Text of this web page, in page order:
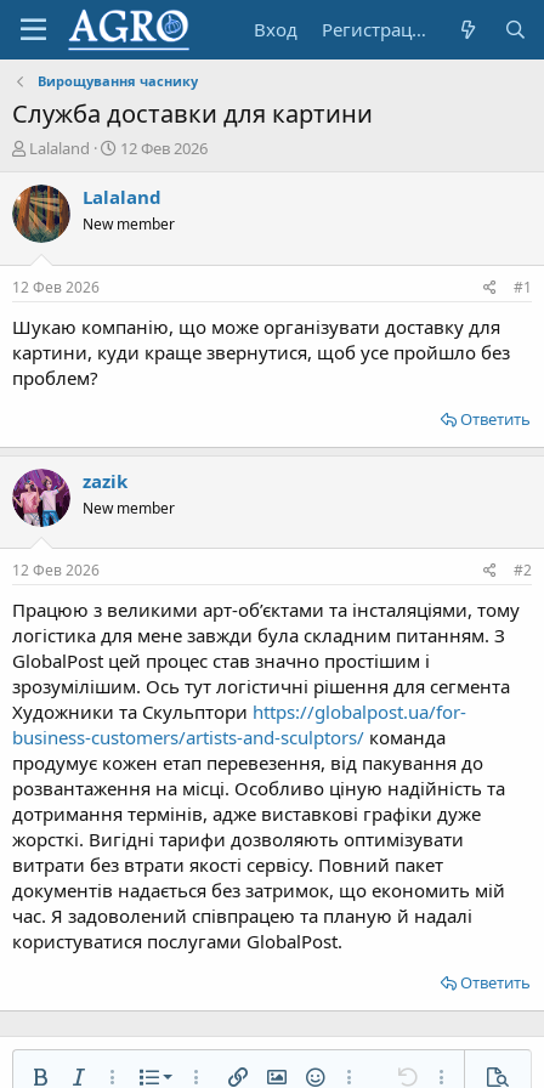
Вход Регистрация
Вирощування часнику
Служба доставки для картини
А
т
о
р
е
м
ы
Lalaland
Д
т
н
л
12 Фев 2026
Lalaland
New member
12 Фев 2026 #1
Шукаю компанію, що може організувати доставку для
картини, куди краще звернутися, щоб усе пройшло без
проблем?
Ответить
zazik
New member
12 Фев 2026 #2
Працюю з великими арт-об’єктами та інсталяціями, тому
логістика для мене завжди була складним питанням. З
GlobalPost цей процес став значно простішим і
зрозумілішим. Ось тут логістичні рішення для сегмента
Художники та Скульптори https://glоbalpost.uа/for-
business-custоmers/аrtists-and-sculptоrs/ команда
продумує кожен етап перевезення, від пакування до
розвантаження на місці. Особливо ціную надійність та
дотримання термінів, адже виставкові графіки дуже
жорсткі. Вигідні тарифи дозволяють оптимізувати
витрати без втрати якості сервісу. Повний пакет
документів надається без затримок, що економить мій
час. Я задоволений співпрацею та планую й надалі
користуватися послугами GlobalPost.
Ответить
Нумерованный список